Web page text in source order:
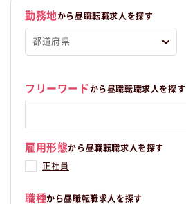
へ転職したい方の求人です。
勤務地から昼職転職求人を探す
フリーワードから昼職転職求人を探す
雇用形態から昼職転職求人を探す
正社員
職種から昼職転職求人を探す